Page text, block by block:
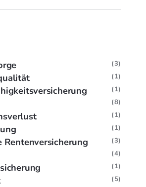
(3)
(1)
(1)
(8)
(1)
(1)
Rentenversicherung (3)
(4)
(1)
(5)